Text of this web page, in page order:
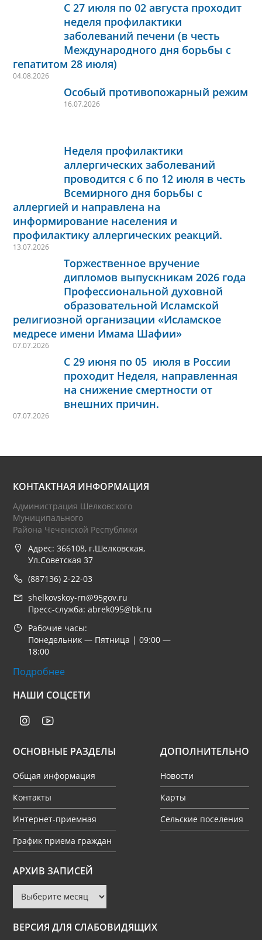
С 27 июля по 02 августа проходит
неделя профилактики
заболеваний печени (в честь
Международного дня борьбы с
гепатитом 28 июля)
04.08.2026
Особый противопожарный режим
16.07.2026
Неделя профилактики
аллергических заболеваний
проводится с 6 по 12 июля в честь
Всемирного дня борьбы с
аллергией и направлена на
информирование населения и
профилактику аллергических реакций.
13.07.2026
Торжественное вручение
дипломов выпускникам 2026 года
Профессиональной духовной
образовательной Исламской
религиозной организации «Исламское
медресе имени Имама Шафии»
07.07.2026
С 29 июня по 05 июля в России
проходит Неделя, направленная
на снижение смертности от
внешних причин.
07.07.2026
КОНТАКТНАЯ ИНФОРМАЦИЯ
Администрация Шелковского
Муниципального
Района Чеченской Республики
Адрес: 366108, г.Шелковская,
Ул.Советская 37
(887136) 2-22-03
shelkovskoy-rn@95gov.ru
Пресс-служба: abrek095@bk.ru
Рабочие часы:
Понедельник — Пятница | 09:00 —
18:00
Подробнее
НАШИ СОЦСЕТИ
ОСНОВНЫЕ РАЗДЕЛЫ
Общая информация
Контакты
Интернет-приемная
График приема граждан
ДОПОЛНИТЕЛЬНО
Новости
Карты
Сельские поселения
АРХИВ ЗАПИСЕЙ
Архив
записей
ВЕРСИЯ ДЛЯ СЛАБОВИДЯЩИХ